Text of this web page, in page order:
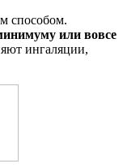
способом.
или вовсе
ингаляции,